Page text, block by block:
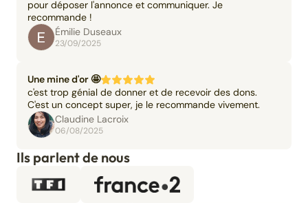
pour déposer l'annonce et communiquer. Je
recommande !
Émilie Duseaux
23/09/2025
Une mine d'or 🤩
c'est trop génial de donner et de recevoir des dons.
C'est un concept super, je le recommande vivement.
Claudine Lacroix
06/08/2025
Ils parlent de nous